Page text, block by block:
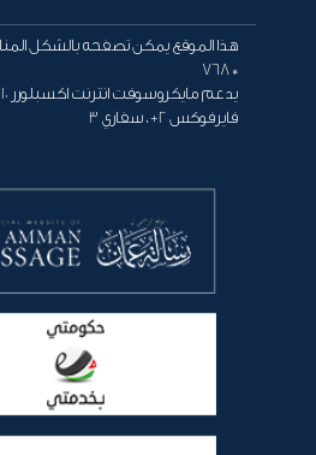
* 768
فايرفوكس 2+ ، سفاري 3